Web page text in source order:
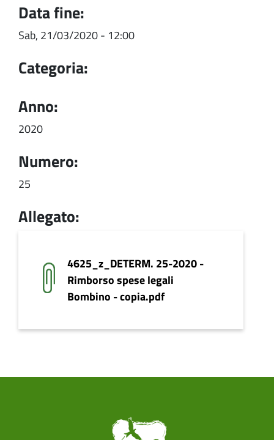
Data fine:
Sab, 21/03/2020 - 12:00
Categoria:
Anno:
2020
Numero:
25
Allegato:
4625_z_DETERM. 25-2020 -
Rimborso spese legali
Bombino - copia.pdf